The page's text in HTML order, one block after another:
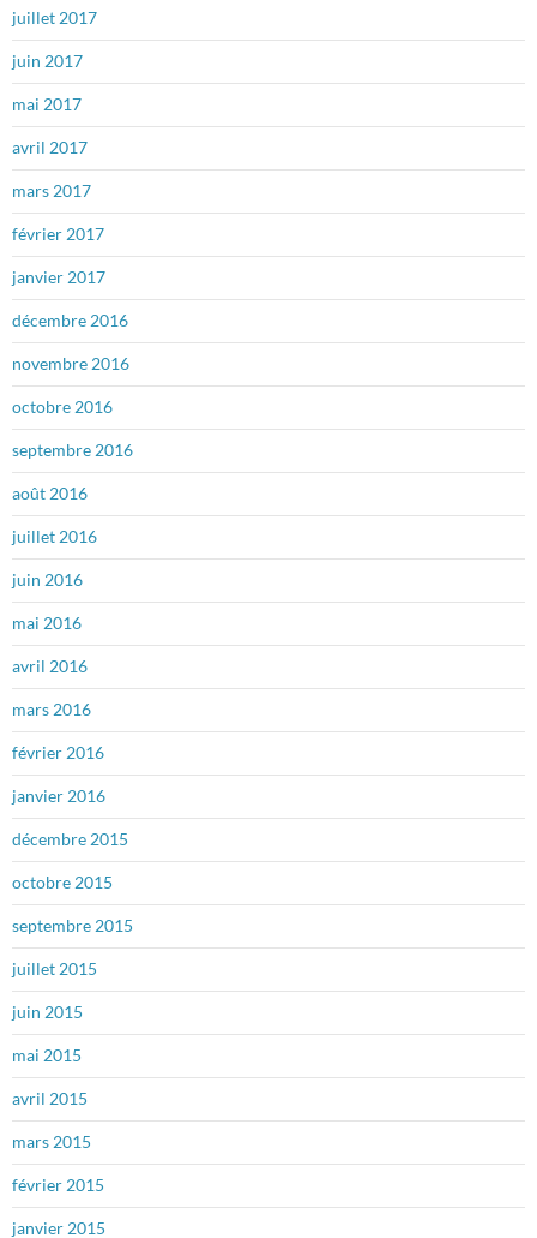
juillet 2017
juin 2017
mai 2017
avril 2017
mars 2017
février 2017
janvier 2017
décembre 2016
novembre 2016
octobre 2016
septembre 2016
août 2016
juillet 2016
juin 2016
mai 2016
avril 2016
mars 2016
février 2016
janvier 2016
décembre 2015
octobre 2015
septembre 2015
juillet 2015
juin 2015
mai 2015
avril 2015
mars 2015
février 2015
janvier 2015